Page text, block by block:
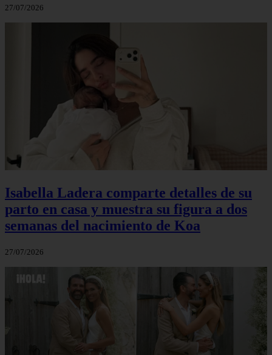
27/07/2026
Isabella Ladera comparte detalles de su
parto en casa y muestra su figura a dos
semanas del nacimiento de Koa
27/07/2026